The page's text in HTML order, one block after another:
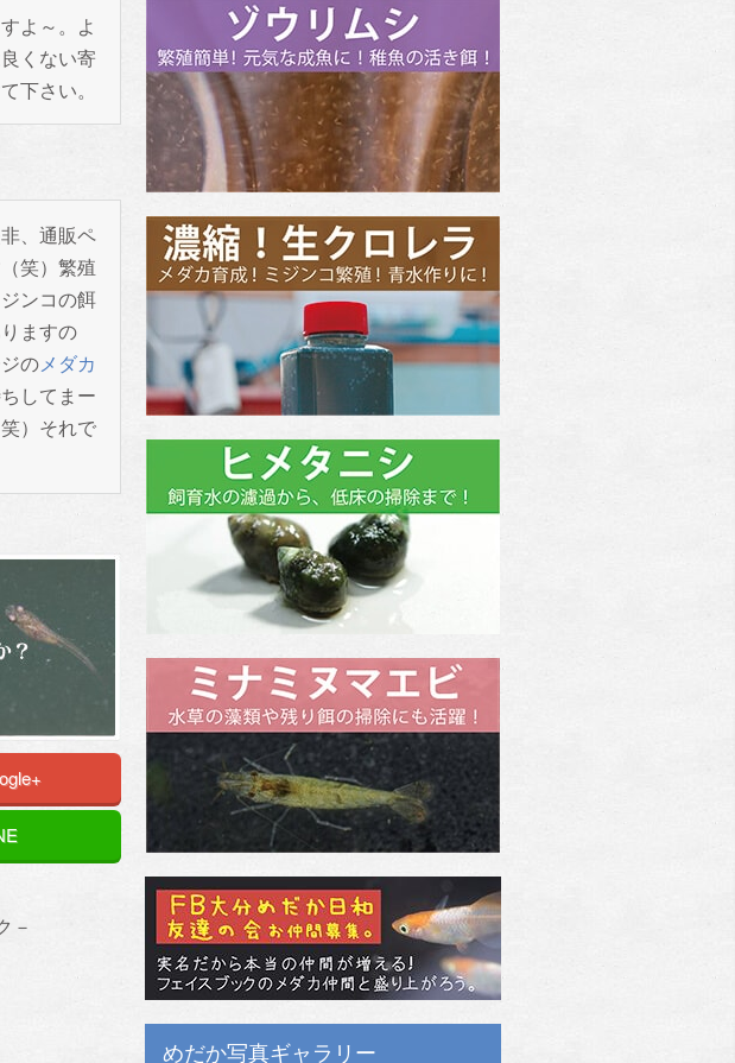
よ～。よ
くない寄
下さい。
、通販ペ
笑）繁殖
ンコの餌
ますの
のメダカ
してまー
）それで
－
めだか写真ギャラリー